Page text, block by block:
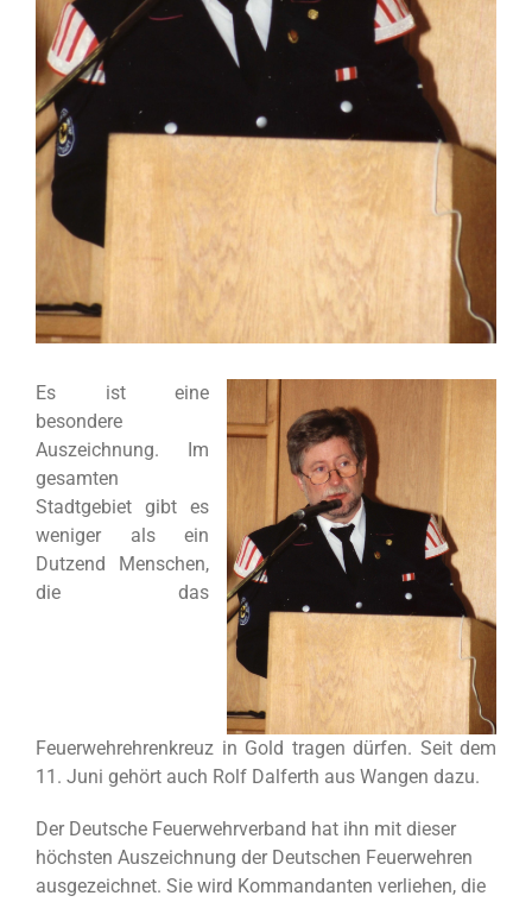
Es ist eine
besondere
Auszeichnung. Im
gesamten
Stadtgebiet gibt es
weniger als ein
Dutzend Menschen,
die das
Feuerwehrehrenkreuz in Gold tragen dürfen. Seit dem
11. Juni gehört auch Rolf Dalferth aus Wangen dazu.
Der Deutsche Feuerwehrverband hat ihn mit dieser
höchsten Auszeichnung der Deutschen Feuerwehren
ausgezeichnet. Sie wird Kommandanten verliehen, die